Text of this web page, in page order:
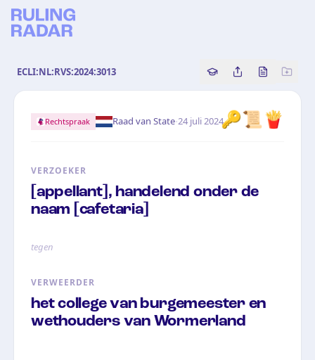
ECLI:NL:RVS:2024:3013 Copy source
Share this
Bekijk
🔑📜🍟
Rechtspraak Raad van State·24 juli 2024
VERZOEKER
[appellant], handelend onder de
naam [cafetaria]
tegen
VERWEERDER
het college van burgemeester en
wethouders van Wormerland